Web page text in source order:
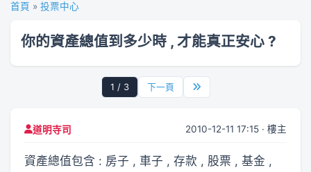
首頁 » 投票中心
你的資產總值到多少時 , 才能真正安心 ?
1 / 3 下一頁
道明寺司 2010-12-11 17:15 · 樓主
資產總值包含 : 房子 , 車子 , 存款 , 股票 , 基金 ,